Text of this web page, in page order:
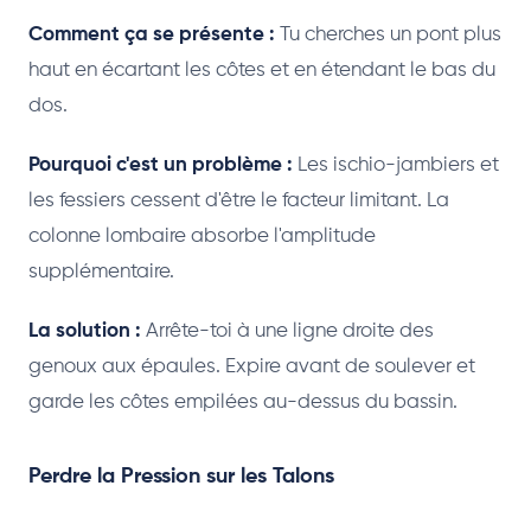
Comment ça se présente : Tu cherches un pont plus
haut en écartant les côtes et en étendant le bas du
dos.
Pourquoi c'est un problème : Les ischio-jambiers et
les fessiers cessent d'être le facteur limitant. La
colonne lombaire absorbe l'amplitude
supplémentaire.
La solution : Arrête-toi à une ligne droite des
genoux aux épaules. Expire avant de soulever et
garde les côtes empilées au-dessus du bassin.
Perdre la Pression sur les Talons